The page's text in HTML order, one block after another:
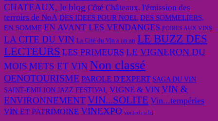
CHATEAUX, le blog Côté Châteaux, l'émission des
terroirs de NoA DES IDEES POUR NOEL DES SOMMELIERS,
EN SOMME EN AVANT LES VENDANGES FOIRES AUX VINS
LA CITE DU VIN La Cité du Vin a un an LE BUZZ DES
LECTEURS LES PRIMEURS LE VIGNERON DU
MOIS METS ET VIN Non classé
OENOTOURISME PAROLE D'EXPERT SAGA DU VIN
SAINT-EMILION JAZZ FESTIVAL VIGNE & VIN VIN &
ENVIRONNEMENTVIN...SOLITE Vin...tempéries
VIN ET PATRIMOINE VINEXPO vinitech-sifel